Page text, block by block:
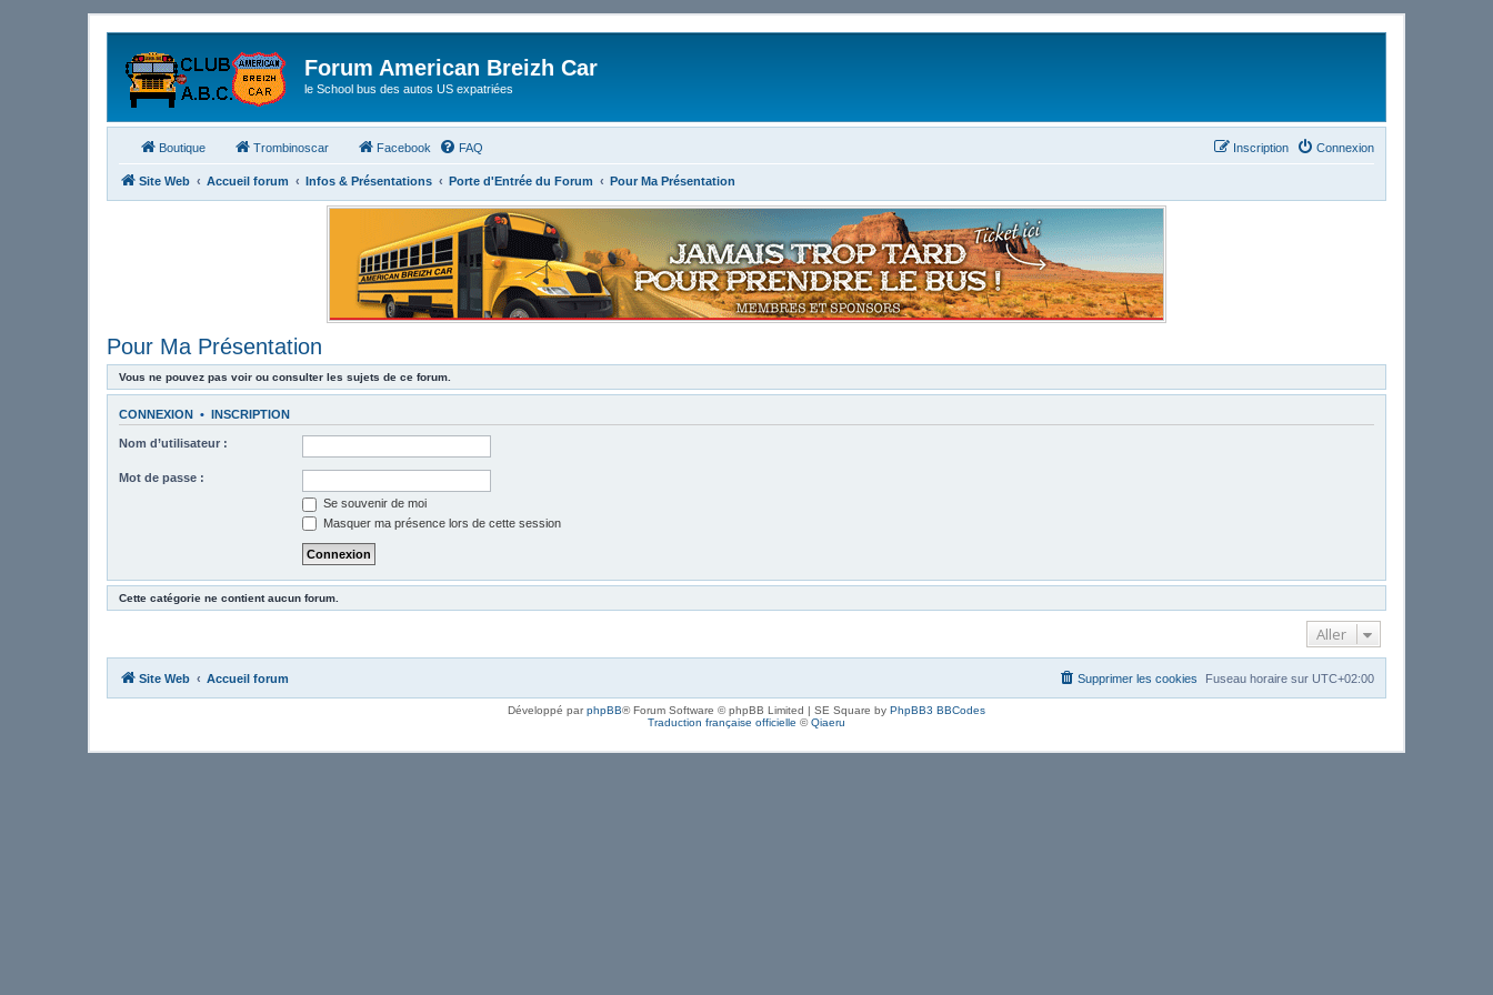
Forum American Breizh Car
le School bus des autos US expatriées
Boutique Trombinoscar Facebook FAQ Connexion
Inscription
Site Web Accueil forum Infos & Présentations Porte d'Entrée du Forum Pour Ma Présentation
Pour Ma Présentation
Vous ne pouvez pas voir ou consulter les sujets de ce forum.
CONNEXION • INSCRIPTION
Nom d’utilisateur :
Mot de passe :
Se souvenir de moi
Masquer ma présence lors de cette session
Cette catégorie ne contient aucun forum.
Aller
Site Web Accueil forum Fuseau horaire sur UTC+02:00
Supprimer les cookies
Développé parphpBB® Forum Software © phpBB Limited | SE Square by PhpBB3 BBCodes
Traduction française officielle ©Qiaeru